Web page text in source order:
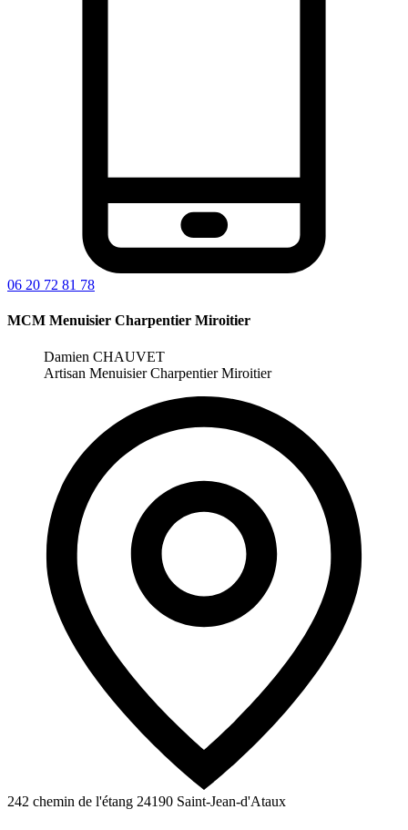
06 20 72 81 78
MCM Menuisier Charpentier Miroitier
Damien CHAUVET
Artisan Menuisier Charpentier Miroitier
242 chemin de l'étang 24190 Saint-Jean-d'Ataux